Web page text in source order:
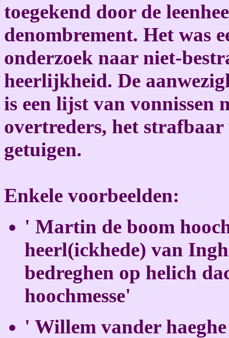
toegekend door de
denombrement. Het was
onderzoek naar niet-
heerlijkheid. De
is een lijst van vonnissen
overtreders, het strafbaar
getuigen.
Enkele voorbeelden:
' Martin de boom
heerl(ickhede) van
bedreghen op helich
hoochmesse'
' Willem vander